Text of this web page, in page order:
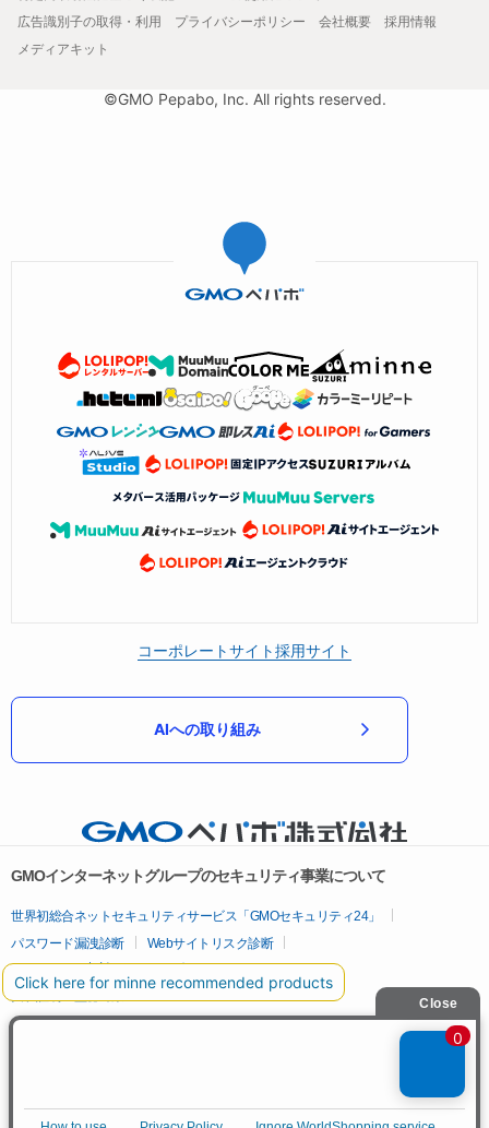
広告識別子の取得・利用
プライバシーポリシー 会社概要
採用情報
メディアキット
©GMO Pepabo, Inc. All rights reserved.
コーポレートサイト採用サイト
AIへの取り組み
GMOインターネットグループのセキュリティ事業について
世界初総合ネットセキュリティサービス「GMOセキュリティ24」
パスワード漏洩診断
Webサイトリスク診断
セキュリティ相談AIチャットボット
実在証明・盗聴対策
サイバー攻撃対策（GMOサイバーセキュリティ byイエラエ）